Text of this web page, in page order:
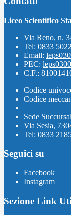
Liceo Scientifico
Via Reno, n.
Tel: 0833
Email:
PEC:
C.F.:
Codice
Codice
Sede
Via Sesia,
Tel: 0833
Seguici su
Facebook
Instagram
Sezione Link